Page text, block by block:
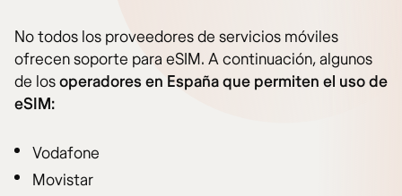
No todos los proveedores de servicios móviles
ofrecen soporte para eSIM. A continuación, algunos
de losoperadores en España que permiten el uso de
eSIM:
Vodafone
Movistar